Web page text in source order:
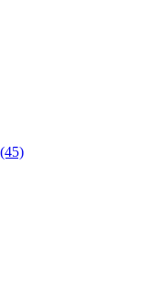
(45)